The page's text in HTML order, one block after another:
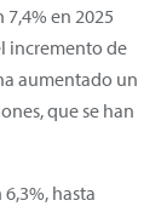
en 2025
incremento de
aumentado un
que se han
hasta